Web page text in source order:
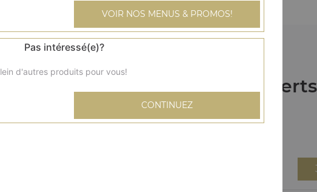
Nos Desserts
VOIR NOS MENUS & PROMOS!
Pas intéressé(e)?
d'autres produits pour vous!
CONTINUEZ